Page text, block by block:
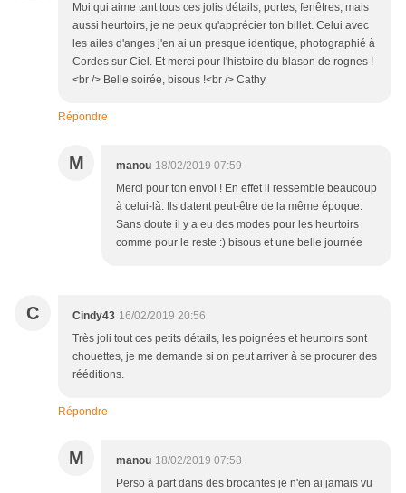
Moi qui aime tant tous ces jolis détails, portes, fenêtres, mais
aussi heurtoirs, je ne peux qu'apprécier ton billet. Celui avec
les ailes d'anges j'en ai un presque identique, photographié à
Cordes sur Ciel. Et merci pour l'histoire du blason de rognes !
<br /> Belle soirée, bisous !<br /> Cathy
Répondre
M manou 18/02/2019 07:59
Merci pour ton envoi ! En effet il ressemble beaucoup
à celui-là. Ils datent peut-être de la même époque.
Sans doute il y a eu des modes pour les heurtoirs
comme pour le reste :) bisous et une belle journée
C Cindy43 16/02/2019 20:56
Très joli tout ces petits détails, les poignées et heurtoirs sont
chouettes, je me demande si on peut arriver à se procurer des
rééditions.
Répondre
M manou 18/02/2019 07:58
Perso à part dans des brocantes je n'en ai jamais vu